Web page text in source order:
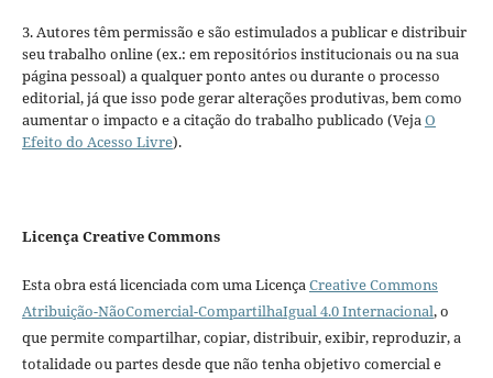
3. Autores têm permissão e são estimulados a publicar e distribuir
seu trabalho online (ex.: em repositórios institucionais ou na sua
página pessoal) a qualquer ponto antes ou durante o processo
editorial, já que isso pode gerar alterações produtivas, bem como
aumentar o impacto e a citação do trabalho publicado (VejaO
Efeito do Acesso Livre).
Licença Creative Commons
Esta obra está licenciada com uma LicençaCreative Commons
Atribuição-NãoComercial-CompartilhaIgual 4.0 Internacional, o
que permite compartilhar, copiar, distribuir, exibir, reproduzir, a
totalidade ou partes desde que não tenha objetivo comercial e